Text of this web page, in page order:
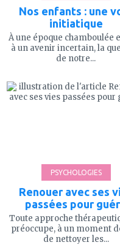
Nos enfants : une
initiatique
À une époque chamboulée
à un avenir incertain, la
de notre...
à
mes
PSYCHOLOGIES
Renouer avec ses
passées pour
Toute approche
préoccupe, à un moment
de nettoyer les...